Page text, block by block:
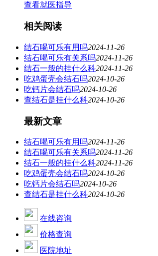
查看就医指导
相关阅读
结石喝可乐有用吗2024-11-26
结石喝可乐有关系吗2024-11-26
结石一般的挂什么科2024-11-26
吃鸡蛋壳会结石吗2024-10-26
吃钙片会结石吗2024-10-26
查结石是挂什么科2024-10-26
最新文章
结石喝可乐有用吗2024-11-26
结石喝可乐有关系吗2024-11-26
结石一般的挂什么科2024-11-26
吃鸡蛋壳会结石吗2024-10-26
吃钙片会结石吗2024-10-26
查结石是挂什么科2024-10-26
在线咨询
价格查询
医院地址